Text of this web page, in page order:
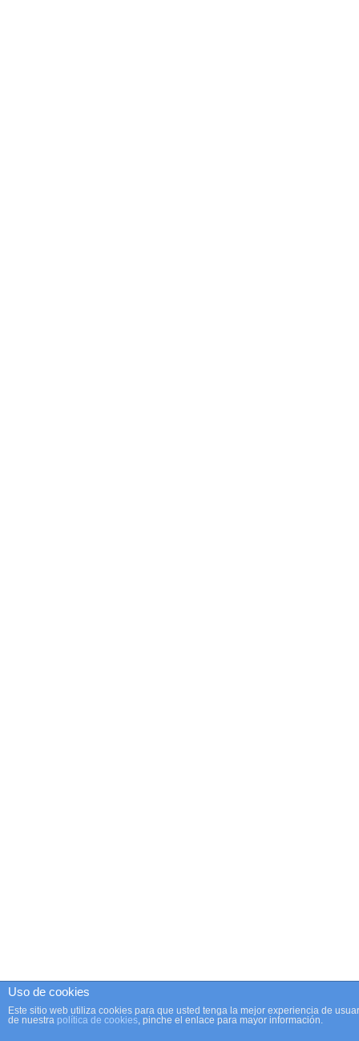
Uso de cookies
Este sitio web utiliza cookies para que usted tenga la mejor experiencia de
de nuestra política de cookies, pinche el enlace para mayor información.